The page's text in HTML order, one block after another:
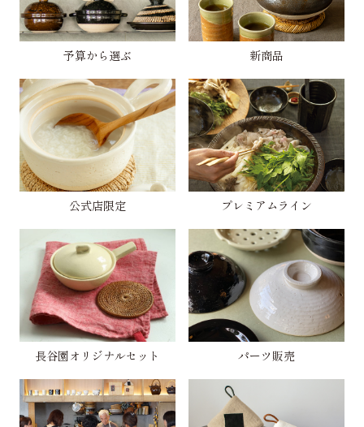
予算から選ぶ 新商品
公式店限定 プレミアムライン
長谷園オリジナルセット パーツ販売